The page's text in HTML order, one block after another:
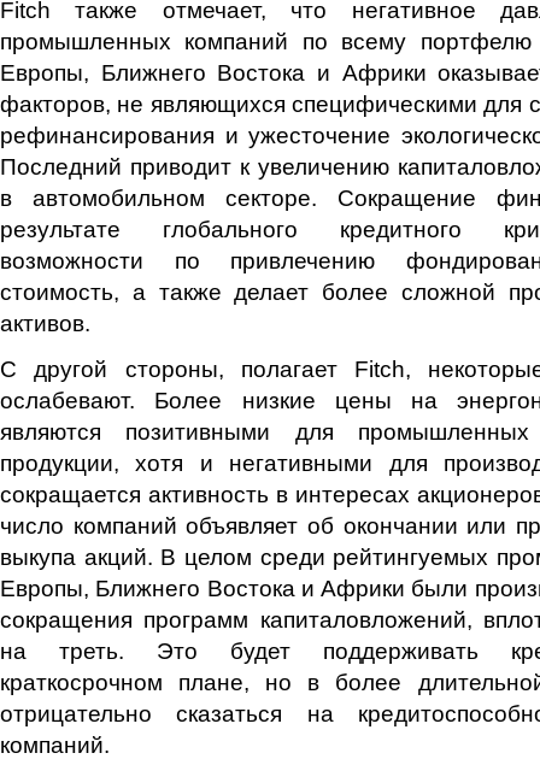
Fitch также отмечает, что негативное
промышленных компаний по всему портфелю
Европы, Ближнего Востока и Африки
факторов, не являющихся специфическими для
рефинансирования и ужесточение
Последний приводит к увеличению
в автомобильном секторе. Сокращение
результате глобального кредитного
возможности по привлечению
стоимость, а также делает более сложной
активов.
С другой стороны, полагает Fitch,
ослабевают. Более низкие цены на
являются позитивными для промышленных
продукции, хотя и негативными для
сокращается активность в интересах
число компаний объявляет об окончании или
выкупа акций. В целом среди рейтингуемых
Европы, Ближнего Востока и Африки были
сокращения программ капиталовложений,
на треть. Это будет поддерживать
краткосрочном плане, но в более
отрицательно сказаться на
компаний.